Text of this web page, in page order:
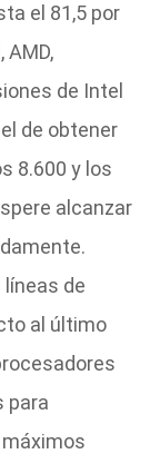
el 81,5 por
de Intel
de obtener
8.600 y los
alcanzar
de
al último
para